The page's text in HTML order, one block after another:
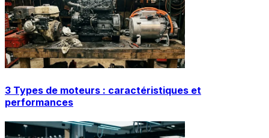
3 Types de moteurs : caractéristiques et
performances